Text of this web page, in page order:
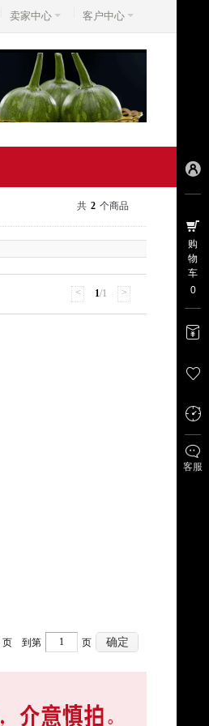
卖家中心 客户中心
购
物
车
0
客服
共 2 个商品
< 1/1 >
页 到第 页 确定